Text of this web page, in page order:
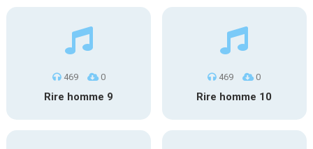
469 0
Rire homme 9
469 0
Rire homme 10